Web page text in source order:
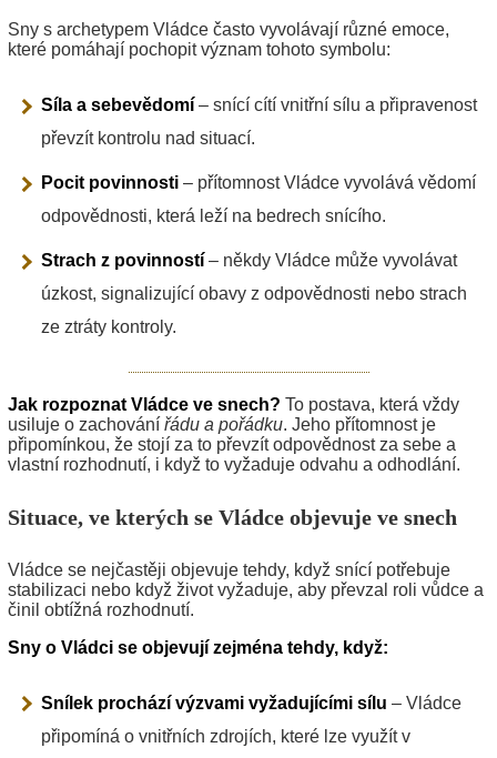
Sny s archetypem Vládce často vyvolávají různé emoce,
které pomáhají pochopit význam tohoto symbolu:
Síla a sebevědomí – snící cítí vnitřní sílu a připravenost
převzít kontrolu nad situací.
Pocit povinnosti – přítomnost Vládce vyvolává vědomí
odpovědnosti, která leží na bedrech snícího.
Strach z povinností – někdy Vládce může vyvolávat
úzkost, signalizující obavy z odpovědnosti nebo strach
ze ztráty kontroly.
Jak rozpoznat Vládce ve snech? To postava, která vždy
usiluje o zachování řádu a pořádku. Jeho přítomnost je
připomínkou, že stojí za to převzít odpovědnost za sebe a
vlastní rozhodnutí, i když to vyžaduje odvahu a odhodlání.
Situace, ve kterých se Vládce objevuje ve snech
Vládce se nejčastěji objevuje tehdy, když snící potřebuje
stabilizaci nebo když život vyžaduje, aby převzal roli vůdce a
činil obtížná rozhodnutí.
Sny o Vládci se objevují zejména tehdy, když:
Snílek prochází výzvami vyžadujícími sílu – Vládce
připomíná o vnitřních zdrojích, které lze využít v